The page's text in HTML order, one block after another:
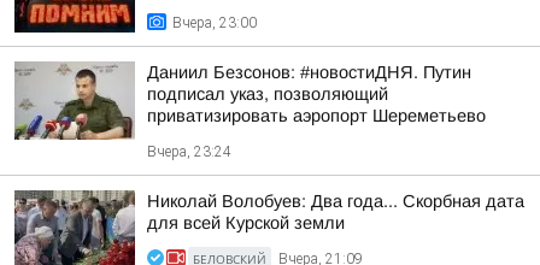
Вчера, 23:00
Даниил Безсонов: #новостиДНЯ. Путин
подписал указ, позволяющий
приватизировать аэропорт Шереметьево
Вчера, 23:24
Николай Волобуев: Два года... Скорбная дата
для всей Курской земли
БЕЛОВСКИЙ Вчера, 21:09